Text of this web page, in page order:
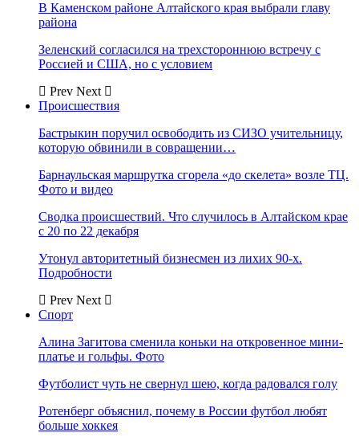
В Каменском районе Алтайского края выбрали главу
района
Зеленский согласился на трехстороннюю встречу с
Россией и США, но с условием
Prev Next
Происшествия
Бастрыкин поручил освободить из СИЗО учительницу,
которую обвинили в совращении…
Барнаульская маршрутка сгорела «до скелета» возле ТЦ.
Фото и видео
Сводка происшествий. Что случилось в Алтайском крае
с 20 по 22 декабря
Утонул авторитетный бизнесмен из лихих 90-х.
Подробности
Prev Next
Спорт
Алина Загитова сменила коньки на откровенное мини-
платье и гольфы. Фото
Футболист чуть не свернул шею, когда радовался голу
Ротенберг объяснил, почему в России футбол любят
больше хоккея